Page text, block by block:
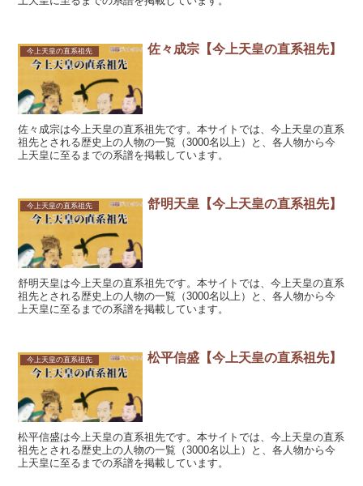
今上天皇の直系祖先 佐々成宗【今上天皇の直系祖先】
佐々成宗は今上天皇の直系祖先です。本サイトでは、今上天皇の直系
祖先とされる歴史上の人物の一覧（3000名以上）と、各人物から今
上天皇に至るまでの系譜を掲載しています。
今上天皇の直系祖先 舒明天皇【今上天皇の直系祖先】
舒明天皇は今上天皇の直系祖先です。本サイトでは、今上天皇の直系
祖先とされる歴史上の人物の一覧（3000名以上）と、各人物から今
上天皇に至るまでの系譜を掲載しています。
今上天皇の直系祖先 松平信盛【今上天皇の直系祖先】
松平信盛は今上天皇の直系祖先です。本サイトでは、今上天皇の直系
祖先とされる歴史上の人物の一覧（3000名以上）と、各人物から今
上天皇に至るまでの系譜を掲載しています。